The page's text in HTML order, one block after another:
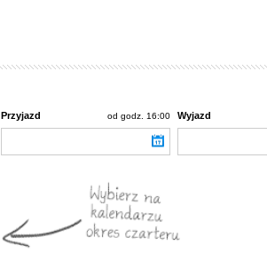
Przyjazd od godz. 16:00 Wyjazd